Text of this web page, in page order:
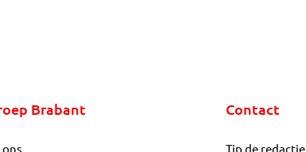
Brabant Contact
Tip de redactie